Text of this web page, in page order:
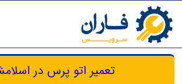
تعمیر اتو پرس در